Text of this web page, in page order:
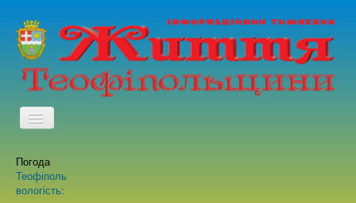
TPL_PROTOSTAR_TOGGLE_MENU
Погода
Теофіполь
вологість: